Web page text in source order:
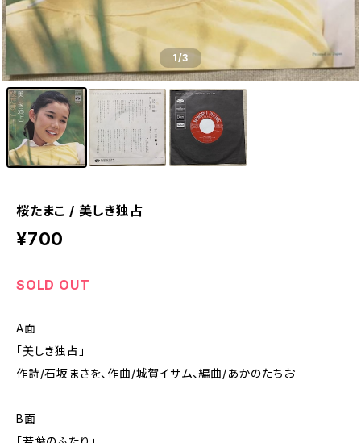
1/3
桜たまこ / 美しき独占
¥700
SOLD OUT
A面
「美しき独占」
作詩/石坂まさを、作曲/城賀イサム、編曲/あかのたちお
B面